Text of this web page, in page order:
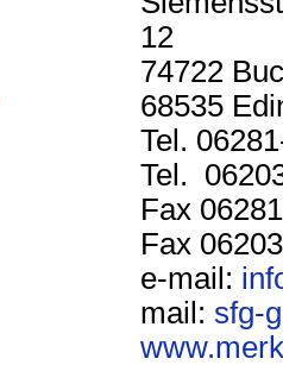
12
68535
Tel.
Fax
e-mail:
mail: sfg-